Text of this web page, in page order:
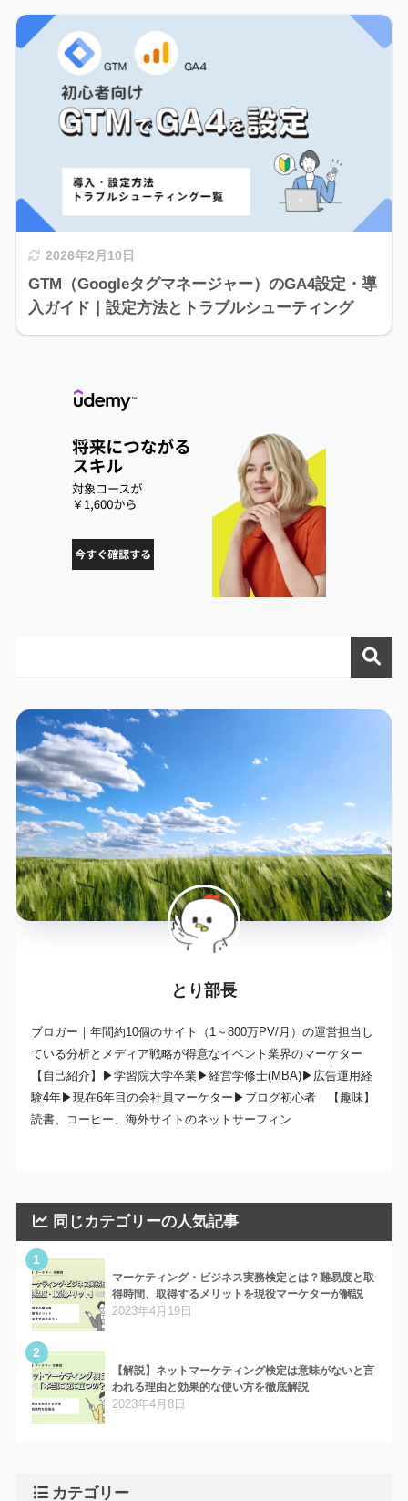
2026年2月10日
GTM（Googleタグマネージャー）のGA4設定・導
入ガイド｜設定方法とトラブルシューティング
とり部長
ブロガー｜年間約10個のサイト（1～800万PV/月）の運営担当し
ている分析とメディア戦略が得意なイベント業界のマーケター
【自己紹介】▶学習院大学卒業▶経営学修士(MBA)▶広告運用経
験4年▶現在6年目の会社員マーケター▶ブログ初心者 【趣味】
読書、コーヒー、海外サイトのネットサーフィン
同じカテゴリーの人気記事
1
マーケティング・ビジネス実務検定とは？難易度と取
得時間、取得するメリットを現役マーケターが解説
2023年4月19日
2
【解説】ネットマーケティング検定は意味がないと言
われる理由と効果的な使い方を徹底解説
2023年4月8日
カテゴリー